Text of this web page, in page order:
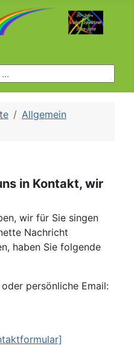
Allgemein
in Kontakt, wir
wir für Sie singen
Nachricht
haben Sie folgende
persönliche Email: